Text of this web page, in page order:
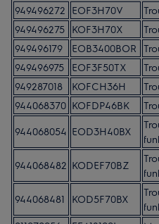
949496272
EOF3H70V
949496275
KOF3H70X
949496179
EOB3400BOR
949496975
EOF3F50TX
949287018
KOFCH36H
944068370 KOFDP46BK
944068054 EOD3H40BX
944068482 KODEF70BZ
944068481 KOD5F70BX